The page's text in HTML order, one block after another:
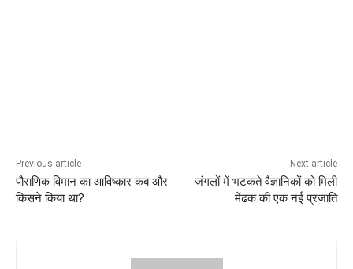
Previous article
पौराणिक विमान का आविष्कार कब और
किसने किया था?
Next article
जंगलों में भटकते वैज्ञानिकों को मिली
मेंढक की एक नई प्रजाति